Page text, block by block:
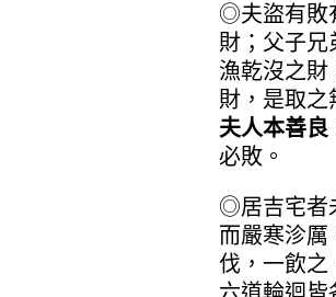
◎夫盜有敗
財；父子
漁乾沒之
財，是取之
夫人本善良
必敗。
◎居吉宅者
而嚴寒沴
伐，一飲之